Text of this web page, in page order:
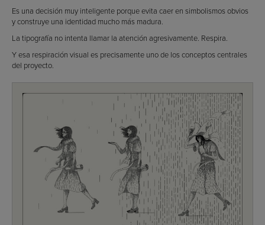
Es una decisión muy inteligente porque evita caer en simbolismos obvios
y construye una identidad mucho más madura.
La tipografía no intenta llamar la atención agresivamente. Respira.
Y esa respiración visual es precisamente uno de los conceptos centrales
del proyecto.